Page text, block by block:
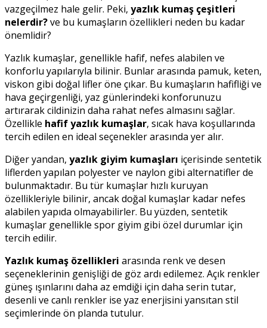
vazgeçilmez hale gelir. Peki, yazlık kumaş çeşitleri
nelerdir?ve bu kumaşların özellikleri neden bu kadar
önemlidir?
Yazlık kumaşlar, genellikle hafif, nefes alabilen ve
konforlu yapılarıyla bilinir. Bunlar arasında pamuk, keten,
viskon gibi doğal lifler öne çıkar. Bu kumaşların hafifliği ve
hava geçirgenliği, yaz günlerindeki konforunuzu
artırarak cildinizin daha rahat nefes almasını sağlar.
Özellikle hafif yazlık kumaşlar, sıcak hava koşullarında
tercih edilen en ideal seçenekler arasında yer alır.
Diğer yandan, yazlık giyim kumaşları içerisinde sentetik
liflerden yapılan polyester ve naylon gibi alternatifler de
bulunmaktadır. Bu tür kumaşlar hızlı kuruyan
özellikleriyle bilinir, ancak doğal kumaşlar kadar nefes
alabilen yapıda olmayabilirler. Bu yüzden, sentetik
kumaşlar genellikle spor giyim gibi özel durumlar için
tercih edilir.
Yazlık kumaş özellikleri arasında renk ve desen
seçeneklerinin genişliği de göz ardı edilemez. Açık renkler
güneş ışınlarını daha az emdiği için daha serin tutar,
desenli ve canlı renkler ise yaz enerjisini yansıtan stil
seçimlerinde ön planda tutulur.